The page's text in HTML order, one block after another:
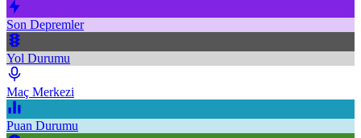
Son Depremler
Yol Durumu
Maç Merkezi
Puan Durumu